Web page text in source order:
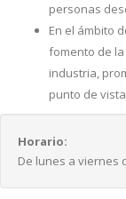
personas
En el ámbito
fomento de
industria,
punto de
Horario:
De lunes a viernes